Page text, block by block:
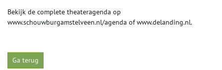
Bekijk de complete theateragenda op
www.schouwburgamstelveen.nl/agenda of www.delanding.nl.
Ga terug